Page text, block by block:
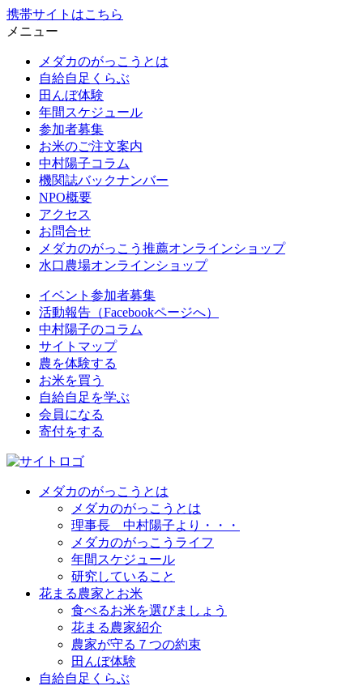
携帯サイトはこちら
メニュー
メダカのがっこうとは
自給自足くらぶ
田んぼ体験
年間スケジュール
参加者募集
お米のご注文案内
中村陽子コラム
機関誌バックナンバー
NPO概要
アクセス
お問合せ
メダカのがっこう推薦オンラインショップ
水口農場オンラインショップ
イベント参加者募集
活動報告（Facebookページへ）
中村陽子のコラム
サイトマップ
農を体験する
お米を買う
自給自足を学ぶ
会員になる
寄付をする
メダカのがっこうとは
メダカのがっこうとは
理事長 中村陽子より・・・
メダカのがっこうライフ
年間スケジュール
研究していること
花まる農家とお米
食べるお米を選びましょう
花まる農家紹介
農家が守る７つの約束
田んぼ体験
自給自足くらぶ